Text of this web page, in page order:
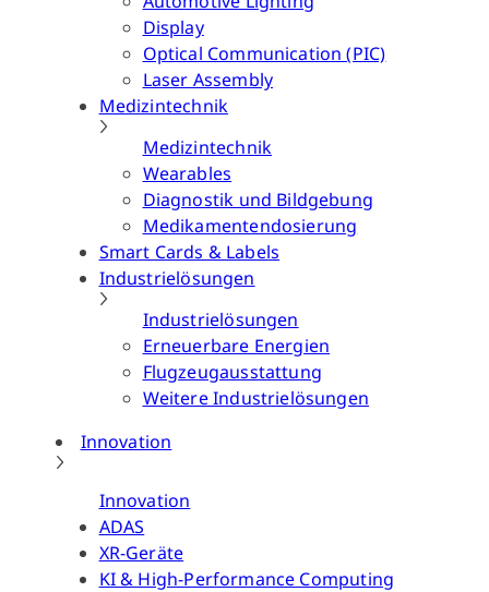
Display
Optical Communication (PIC)
Laser Assembly
Medizintechnik
Medizintechnik
Wearables
Diagnostik und Bildgebung
Medikamentendosierung
Smart Cards & Labels
Industrielösungen
Industrielösungen
Erneuerbare Energien
Flugzeugausstattung
Weitere Industrielösungen
Innovation
Innovation
ADAS
XR-Geräte
KI & High-Performance Computing